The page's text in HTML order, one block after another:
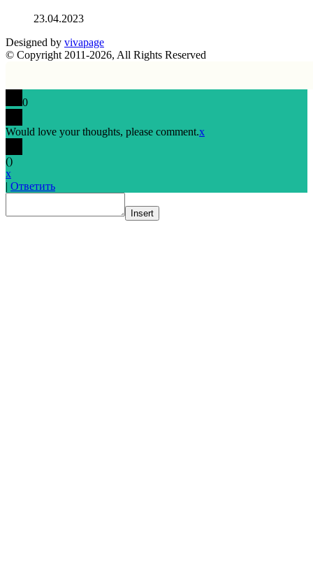
23.04.2023
Designed by vivapage
© Copyright 2011-2026, All Rights Reserved
0
Would love your thoughts, please comment.x
()
x
| Ответить
Insert